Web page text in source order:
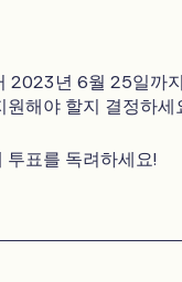
2023년 6월 25일까
해야 할지 결정하세
표를 독려하세요!